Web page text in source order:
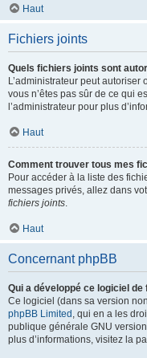
Haut
Fichiers joints
Quels fichiers joints sont
L’administrateur peut
vous n’êtes pas sûr de ce qui
l’administrateur pour plus
Haut
Comment trouver tous mes
Pour accéder à la liste des
messages privés, allez dans
fichiers joints.
Haut
Concernant phpBB
Qui a développé ce logiciel de
Ce logiciel (dans sa version
phpBB Limited , qui en a les
publique générale GNU
plus d’informations, visitez la